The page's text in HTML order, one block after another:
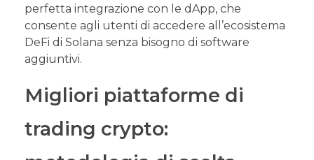
perfetta integrazione con le dApp, che
consente agli utenti di accedere all’ecosistema
DeFi di Solana senza bisogno di software
aggiuntivi.
Migliori piattaforme di
trading crypto: